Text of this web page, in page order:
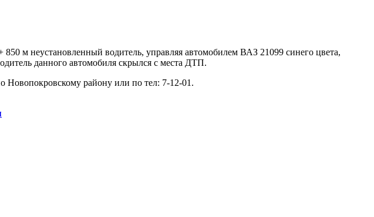
м неустановленный водитель, управляя автомобилем ВАЗ 21099 синего цвета,
данного автомобиля скрылся с места ДТП.
району или по тел: 7-12-01.